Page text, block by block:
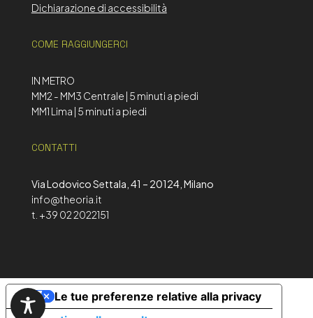
Dichiarazione di accessibilità
COME RAGGIUNGERCI
IN METRO
MM2 - MM3 Centrale | 5 minuti a piedi
MM1 Lima | 5 minuti a piedi
CONTATTI
Via Lodovico Settala, 41 – 20124, Milano
info@theoria.it
t. +39 02 2022151
Le tue preferenze relative alla privacy